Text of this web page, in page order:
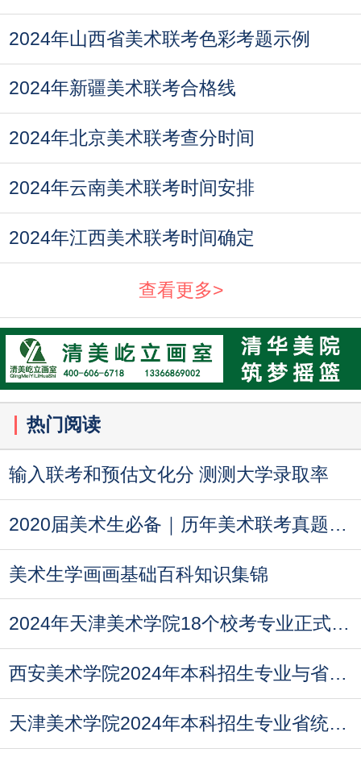
2024年山西省美术联考色彩考题示例
2024年新疆美术联考合格线
2024年北京美术联考查分时间
2024年云南美术联考时间安排
2024年江西美术联考时间确定
查看更多>
热门阅读
输入联考和预估文化分 测测大学录取率
2020届美术生必备｜历年美术联考真题汇总
美术生学画画基础百科知识集锦
2024年天津美术学院18个校考专业正式公布
西安美术学院2024年本科招生专业与省统考科类
天津美术学院2024年本科招生专业省统考科类对